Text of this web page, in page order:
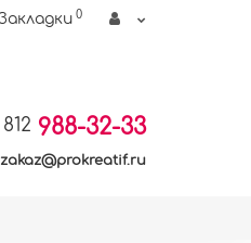
Закладки 0
988-32-33
zakaz@prokreatif.ru